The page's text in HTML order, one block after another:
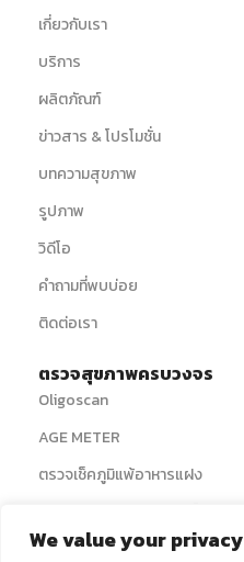
We value your privacy
เกี่ยวกับเรา
บริการ
ผลิตภัณฑ์
ข่าวสาร & โปรโมชั่น
บทความสุขภาพ
รูปภาพ
วิดีโอ
คำถามที่พบบ่อย
ติดต่อเรา
ตรวจสุขภาพครบวงจร
Oligoscan
AGE METER
ตรวจเช็คภูมิแพ้อาหารแฝง
› ดูบริการทั้งหมด